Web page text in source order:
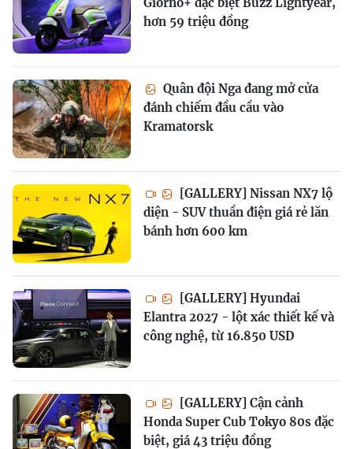
hơn 59 triệu đồng
Quân đội Nga đang mở cửa
đánh chiếm đầu cầu vào
Kramatorsk
[GALLERY] Nissan NX7 lộ
diện - SUV thuần điện giá rẻ lăn
bánh hơn 600 km
[GALLERY] Hyundai
Elantra 2027 - lột xác thiết kế và
công nghệ, từ 16.850 USD
[GALLERY] Cận cảnh
Honda Super Cub Tokyo 80s đặc
biệt, giá 43 triệu đồng